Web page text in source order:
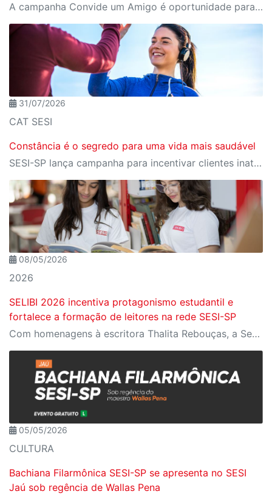
A campanha Convide um Amigo é oportunidade para reunir amigos para aproveitar juntos toda estrutura da unidade SESI-SP mais próxima. Os benefícios para clientes e convidados estão no regulamento
31/07/2026
CAT SESI
Constância é o segredo para uma vida mais saudável
SESI-SP lança campanha para incentivar clientes inativos a retomarem a prática de atividades físicas, esporte e lazer com benefícios exclusivos
08/05/2026
2026
SELIBI 2026 incentiva protagonismo estudantil e
fortalece a formação de leitores na rede SESI-SP
Com homenagens à escritora Thalita Rebouças, a Semana do Livro e da Biblioteca promove criatividade, produção autoral e diferentes formas de expressão entre estudantes da Educação Infantil à EJA
05/05/2026
CULTURA
Bachiana Filarmônica SESI-SP se apresenta no SESI
Jaú sob regência de Wallas Pena